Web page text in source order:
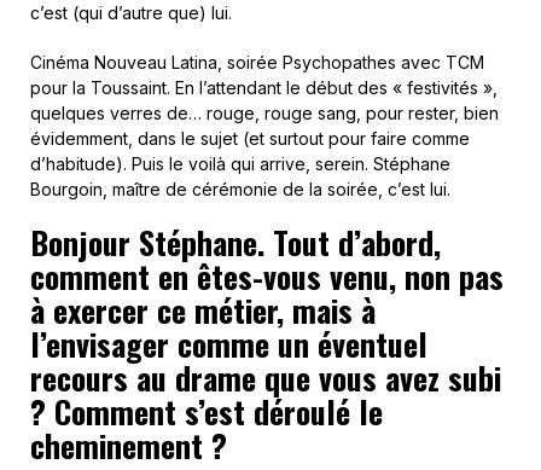
c’est (qui d’autre que) lui.
Cinéma Nouveau Latina, soirée Psychopathes avec TCM
pour la Toussaint. En l’attendant le début des « festivités »,
quelques verres de… rouge, rouge sang, pour rester, bien
évidemment, dans le sujet (et surtout pour faire comme
d’habitude). Puis le voilà qui arrive, serein. Stéphane
Bourgoin, maître de cérémonie de la soirée, c’est lui.
Bonjour Stéphane. Tout d’abord,
comment en êtes-vous venu, non pas
à exercer ce métier, mais à
l’envisager comme un éventuel
recours au drame que vous avez subi
? Comment s’est déroulé le
cheminement ?